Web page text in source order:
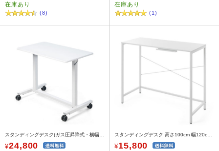
在庫あり
(8)
在庫あり
(1)
¥24,800 ¥15,800